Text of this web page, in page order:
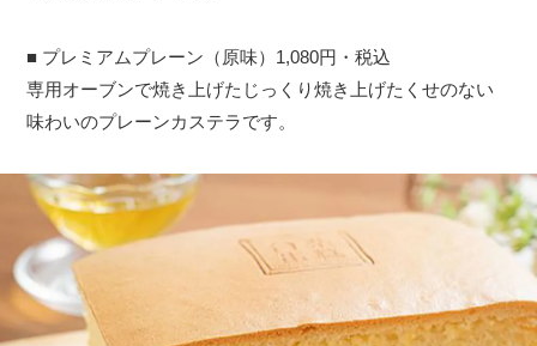
■ プレミアムプレーン（原味）1,080円・税込
専用オーブンで焼き上げたじっくり焼き上げたくせのない
味わいのプレーンカステラです。